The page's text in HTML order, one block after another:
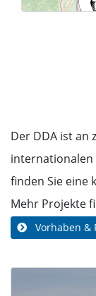
Der DDA ist an
internationalen
finden Sie eine
Mehr Projekte
Vorhaben &